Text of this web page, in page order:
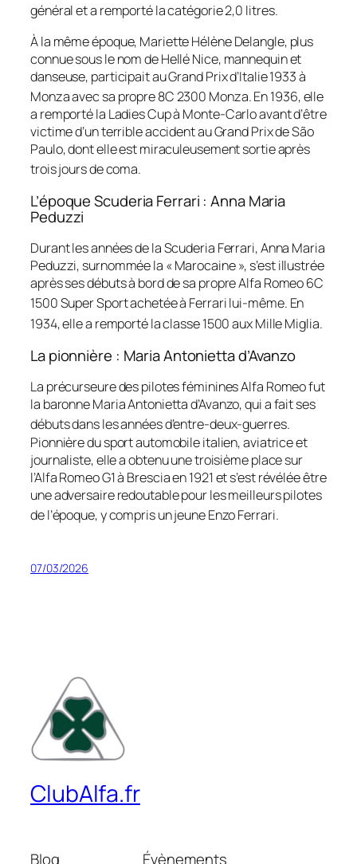
général et a remporté la catégorie 2,0 litres.
À la même époque, Mariette Hélène Delangle, plus
connue sous le nom de Hellé Nice, mannequin et
danseuse, participait au Grand Prix d’Italie 1933 à
Monza avec sa propre 8C 2300 Monza. En 1936, elle
a remporté la Ladies Cup à Monte-Carlo avant d’être
victime d’un terrible accident au Grand Prix de São
Paulo, dont elle est miraculeusement sortie après
trois jours de coma.
L’époque Scuderia Ferrari : Anna Maria
Peduzzi
Durant les années de la Scuderia Ferrari, Anna Maria
Peduzzi, surnommée la « Marocaine », s’est illustrée
après ses débuts à bord de sa propre Alfa Romeo 6C
1500 Super Sport achetée à Ferrari lui-même. En
1934, elle a remporté la classe 1500 aux Mille Miglia.
La pionnière : Maria Antonietta d’Avanzo
La précurseure des pilotes féminines Alfa Romeo fut
la baronne Maria Antonietta d’Avanzo, qui a fait ses
débuts dans les années d’entre-deux-guerres.
Pionnière du sport automobile italien, aviatrice et
journaliste, elle a obtenu une troisième place sur
l’Alfa Romeo G1 à Brescia en 1921 et s’est révélée être
une adversaire redoutable pour les meilleurs pilotes
de l’époque, y compris un jeune Enzo Ferrari.
07/03/2026
ClubAlfa.fr
Blog Évènements